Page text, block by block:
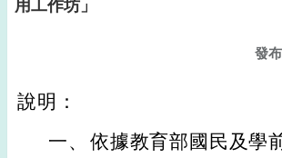
用工作坊」
發
說明：
一、 依據教育部國民及學